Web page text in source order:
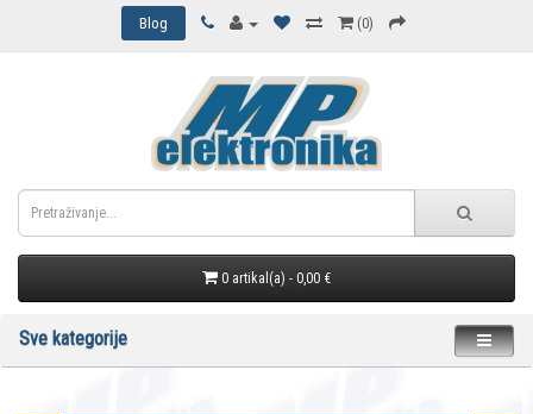
Blog (0)
0 artikal(a) - 0,00 €
Sve kategorije